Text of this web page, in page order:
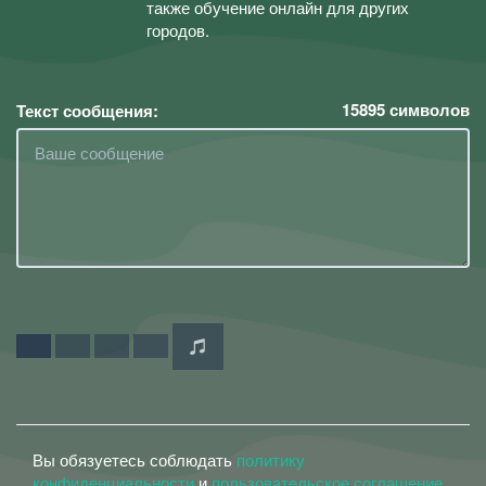
также обучение онлайн для других
городов.
Текст сообщения: 15895символов
Вы обязуетесь соблюдать политику